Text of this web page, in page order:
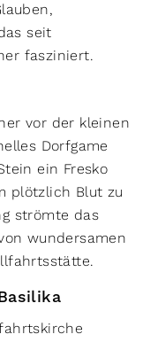
seit
fasziniert.
vor der kleinen
Dorfgame
ein Fresko
plötzlich Blut zu
strömte das
wundersamen